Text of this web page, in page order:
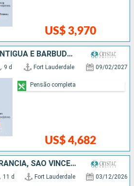
US$ 3,970
ESTADOS UNIDOS, ANTIGUA E BARBUDA, FRANCIA, PORTO RICO
9 d Fort Lauderdale 09/02/2027
US$ 4,682
Pensão completa
ESTADOS UNIDOS, FRANCIA, SÃO VINCENTE E GRANADINAS, SANTA LUCIA, PORTO RICO
11 d Fort Lauderdale 03/12/2026